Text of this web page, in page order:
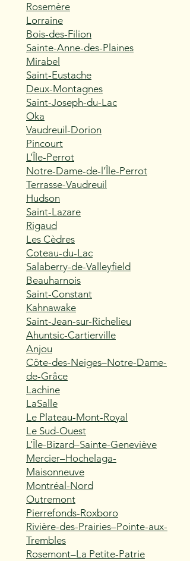
Rosemère
Lorraine
Bois-des-Filion
Sainte-Anne-des-Plaines
Mirabel
Saint-Eustache
Deux-Montagnes
Saint-Joseph-du-Lac
Oka
Vaudreuil-Dorion
Pincourt
L’Île-Perrot
Notre-Dame-de-l’Île-Perrot
Terrasse-Vaudreuil
Hudson
Saint-Lazare
Rigaud
Les Cèdres
Coteau-du-Lac
Salaberry-de-Valleyfield
Beauharnois
Saint-Constant
Kahnawake
Saint-Jean-sur-Richelieu
Ahuntsic-Cartierville
Anjou
Côte-des-Neiges–Notre-Dame-
de-Grâce
Lachine
LaSalle
Le Plateau-Mont-Royal
Le Sud-Ouest
L’Île-Bizard–Sainte-Geneviève
Mercier–Hochelaga-
Maisonneuve
Montréal-Nord
Outremont
Pierrefonds-Roxboro
Rivière-des-Prairies–Pointe-aux-
Trembles
Rosemont–La Petite-Patrie